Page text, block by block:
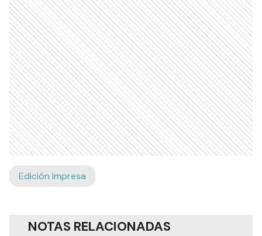
Edición Impresa
NOTAS RELACIONADAS